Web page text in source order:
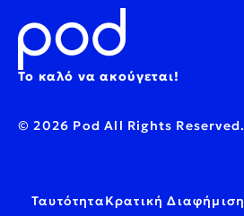
Το καλό να ακούγεται!
© 2026 Pod All Rights Reserved.
ΤαυτότηταΚρατική Διαφήμιση